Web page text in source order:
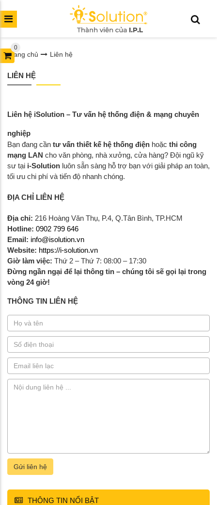
0
Trang chủ Liên hệ
LIÊN HỆ
Liên hệ iSolution – Tư vấn hệ thống điện & mạng chuyên
nghiệp
Bạn đang cần tư vấn thiết kế hệ thống điện hoặc thi công
mạng LAN cho văn phòng, nhà xưởng, cửa hàng? Đội ngũ kỹ
sư tại i-Solution luôn sẵn sàng hỗ trợ bạn với giải pháp an toàn,
tối ưu chi phí và tiến độ nhanh chóng.
ĐỊA CHỈ LIÊN HỆ
Địa chỉ: 216 Hoàng Văn Thụ, P.4, Q.Tân Bình, TP.HCM
Hotline: 0902 799 646
Email: info@isolution.vn
Website: https://i-solution.vn
Giờ làm việc: Thứ 2 – Thứ 7: 08:00 – 17:30
Đừng ngần ngại để lại thông tin – chúng tôi sẽ gọi lại trong
vòng 24 giờ!
THÔNG TIN LIÊN HỆ
Gửi liên hệ
THÔNG TIN NỔI BẬT